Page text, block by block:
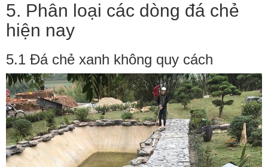
5. Phân loại các dòng đá chẻ
hiện nay
5.1 Đá chẻ xanh không quy cách